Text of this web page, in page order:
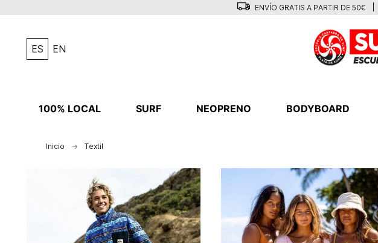
ENVÍO GRATIS A PARTIR DE 50€
ES EN
100% LOCAL SURF NEOPRENO BODYBOARD
Inicio Textil